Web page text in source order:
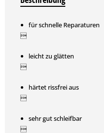
für schnelle Reparaturen

leicht zu glätten

härtet rissfrei aus

sehr gut schleifbar
